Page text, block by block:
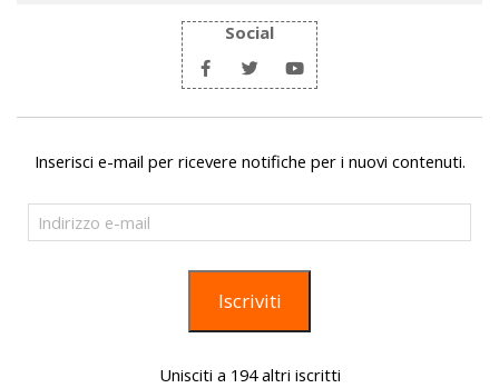
Social
Inserisci e-mail per ricevere notifiche per i nuovi contenuti.
Indirizzo
e-
Iscriviti
Unisciti a 194 altri iscritti